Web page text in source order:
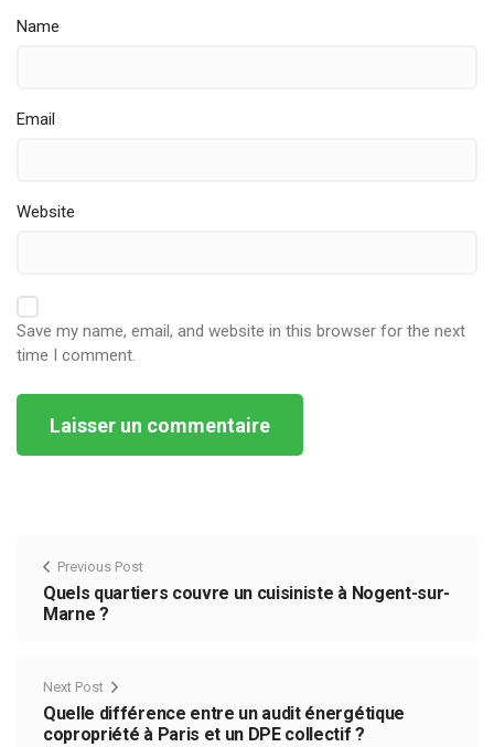
Name
Email
Website
Save my name, email, and website in this browser for the next
time I comment.
Previous Post
Quels quartiers couvre un cuisiniste à Nogent-sur-
Marne ?
Next Post
Quelle différence entre un audit énergétique
copropriété à Paris et un DPE collectif ?